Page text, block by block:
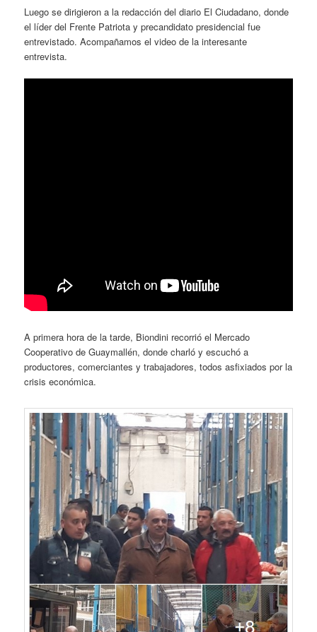
Luego se dirigieron a la redacción del diario El Ciudadano, donde
el líder del Frente Patriota y precandidato presidencial fue
entrevistado. Acompañamos el video de la interesante
entrevista.
A primera hora de la tarde, Biondini recorrió el Mercado
Cooperativo de Guaymallén, donde charló y escuchó a
productores, comerciantes y trabajadores, todos asfixiados por la
crisis económica.